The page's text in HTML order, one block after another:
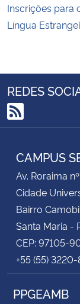
Inscrições para
Língua
REDES
RSS
CAMPUS
Av. Roraima
Cidade
Bairro Camobi
Santa Maria -
CEP: 97105-
+55 (55)
PPGEAMB